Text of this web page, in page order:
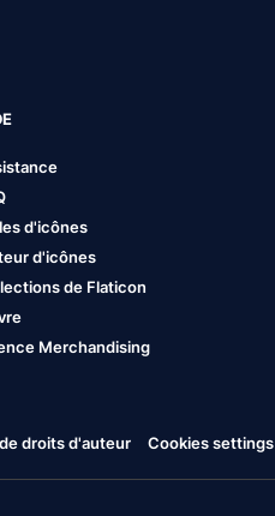
d'icônes
d'icônes
de Flaticon
Merchandising
droits d'auteur Cookies settings